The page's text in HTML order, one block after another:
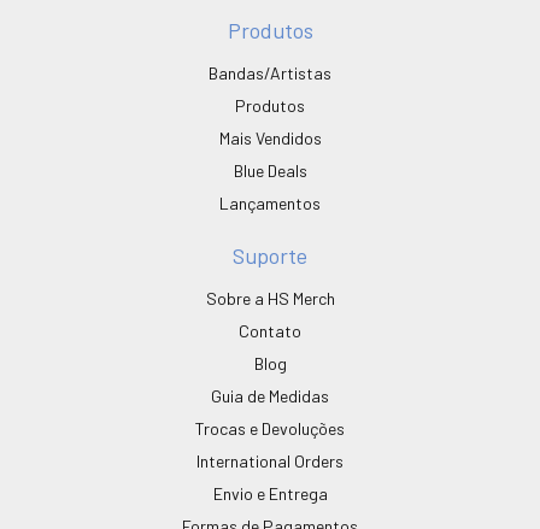
Produtos
Bandas/Artistas
Produtos
Mais Vendidos
Blue Deals
Lançamentos
Suporte
Sobre a HS Merch
Contato
Blog
Guia de Medidas
Trocas e Devoluções
International Orders
Envio e Entrega